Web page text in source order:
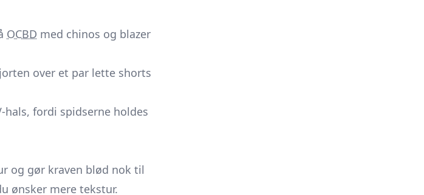
OCBD med chinos og blazer
over et par lette shorts
fordi spidserne holdes
og gør kraven blød nok til
ønsker mere tekstur.